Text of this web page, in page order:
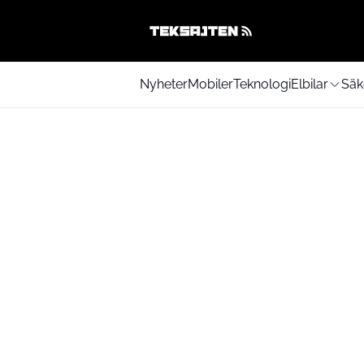
NyheterMobilerTeknologiElbilar